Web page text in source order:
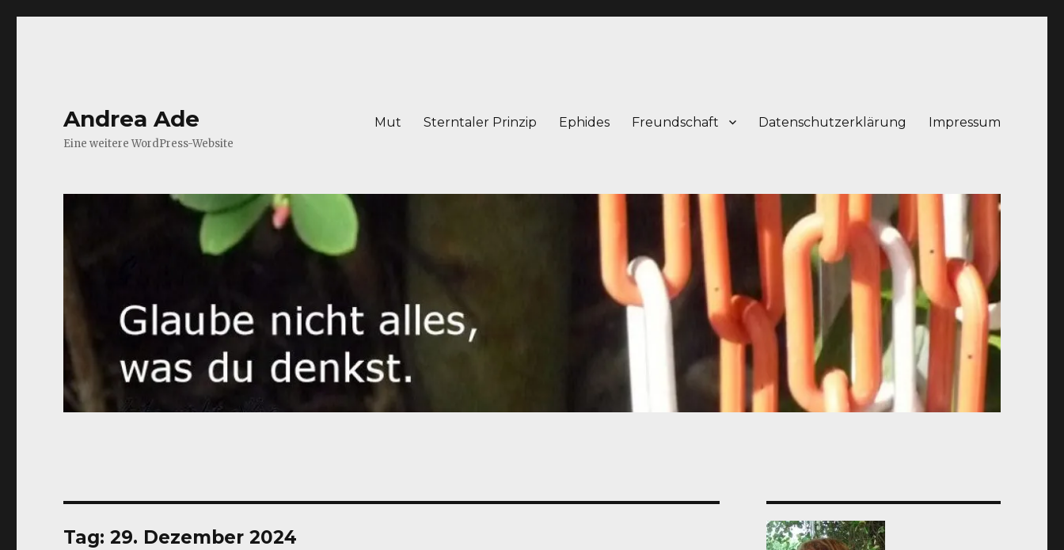
Andrea Ade
Eine weitere WordPress-Website
Mut Sterntaler Prinzip Ephides Freundschaft Datenschutzerklärung Impressum
Tag:29. Dezember 2024